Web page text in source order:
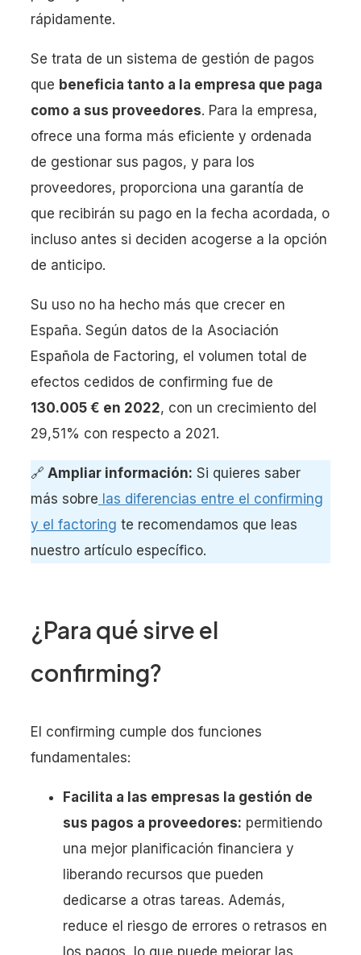
rápidamente.
Se trata de un sistema de gestión de pagos
que beneficia tanto a la empresa que paga
como a sus proveedores. Para la empresa,
ofrece una forma más eficiente y ordenada
de gestionar sus pagos, y para los
proveedores, proporciona una garantía de
que recibirán su pago en la fecha acordada, o
incluso antes si deciden acogerse a la opción
de anticipo.
Su uso no ha hecho más que crecer en
España. Según datos de la Asociación
Española de Factoring, el volumen total de
efectos cedidos de confirming fue de
130.005 € en 2022, con un crecimiento del
29,51% con respecto a 2021.
🔗 Ampliar información: Si quieres saber
más sobre las diferencias entre el confirming
y el factoring te recomendamos que leas
nuestro artículo específico.
¿Para qué sirve el
confirming?
El confirming cumple dos funciones
fundamentales:
Facilita a las empresas la gestión de
sus pagos a proveedores: permitiendo
una mejor planificación financiera y
liberando recursos que pueden
dedicarse a otras tareas. Además,
reduce el riesgo de errores o retrasos en
los pagos, lo que puede mejorar las